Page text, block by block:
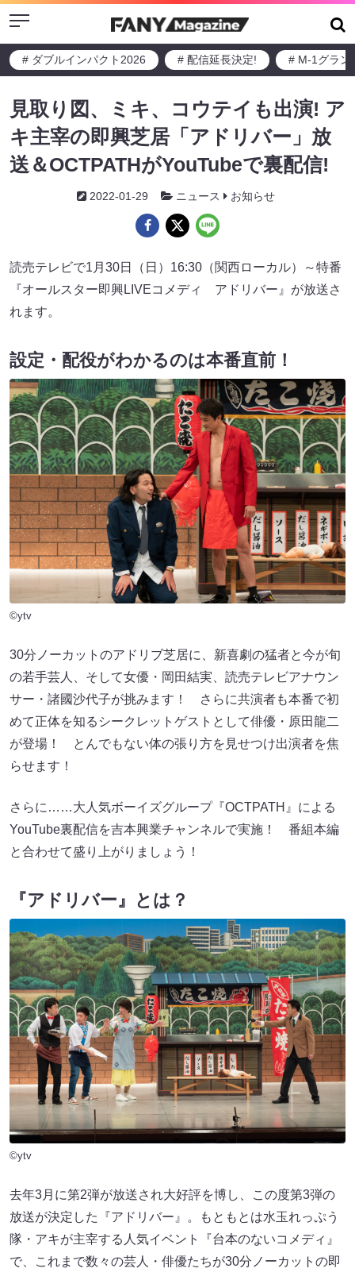
Menu
# ダブルインパクト2026 # 配信延長決定! # M-1グラン
見取り図、ミキ、コウテイも出演! ア
キ主宰の即興芝居「アドリバー」放
送＆OCTPATHがYouTubeで裏配信!
2022-01-29 ニュース お知らせ
読売テレビで1月30日（日）16:30（関西ローカル）～特番
『オールスター即興LIVEコメディ アドリバー』が放送さ
れます。
設定・配役がわかるのは本番直前！
©ytv
30分ノーカットのアドリブ芝居に、新喜劇の猛者と今が旬
の若手芸人、そして女優・岡田結実、読売テレビアナウン
サー・諸國沙代子が挑みます！ さらに共演者も本番で初
めて正体を知るシークレットゲストとして俳優・原田龍二
が登場！ とんでもない体の張り方を見せつけ出演者を焦
らせます！
さらに……大人気ボーイズグループ『OCTPATH』による
YouTube裏配信を吉本興業チャンネルで実施！ 番組本編
と合わせて盛り上がりましょう！
『アドリバー』とは？
©ytv
去年3月に第2弾が放送され大好評を博し、この度第3弾の
放送が決定した『アドリバー』。もともとは水玉れっぷう
隊・アキが主宰する人気イベント『台本のないコメディ』
で、これまで数々の芸人・俳優たちが30分ノーカットの即